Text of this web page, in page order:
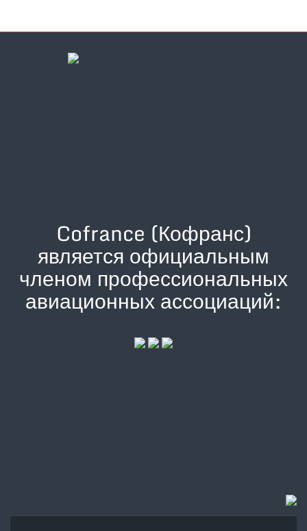
Cofrance (Кофранс)
является официальным
членом профессиональных
авиационных ассоциаций: